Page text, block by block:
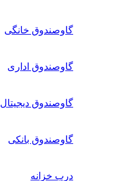
گاوصندوق خانگی
گاوصندوق اداری
گاوصندوق دیجیتال
گاوصندوق بانکی
درب خزانه